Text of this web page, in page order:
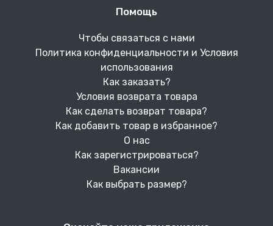
Помощь
Чтобы связаться с нами
Политика конфиденциальности и Условия
использования
Как заказать?
Условия возврата товара
Как сделать возврат товара?
Как добавить товар в избранное?
О нас
Как зарегистрироваться?
Вакансии
Как выбрать размер?